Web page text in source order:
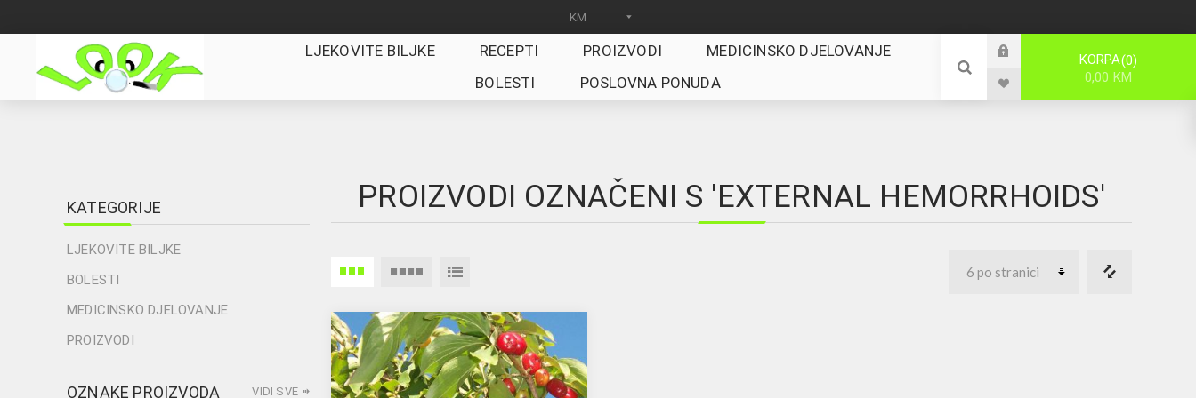
LJEKOVITE BILJKE RECEPTI PROIZVODI
MEDICINSKO DJELOVANJE
BOLESTI
POSLOVNA PONUDA
KORPA 0
0,00 KM
PROIZVODI OZNAČENI S 'EXTERNAL HEMORRHOIDS'
KATEGORIJE
LJEKOVITE BILJKE
BOLESTI
MEDICINSKO DJELOVANJE
PROIZVODI
OZNAKE PROIZVODA VIDI SVE